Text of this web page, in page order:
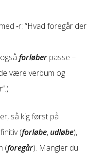
‑r: “Hvad foregår der
forløber passe –
være verbum og
så kig først på
(forløbe, udløbe),
(foregår). Mangler du